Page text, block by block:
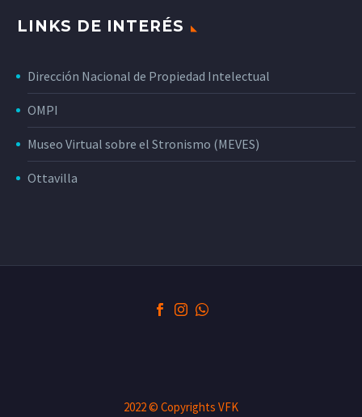
LINKS DE INTERÉS
Dirección Nacional de Propiedad Intelectual
OMPI
Museo Virtual sobre el Stronismo (MEVES)
Ottavilla
2022 © Copyrights VFK